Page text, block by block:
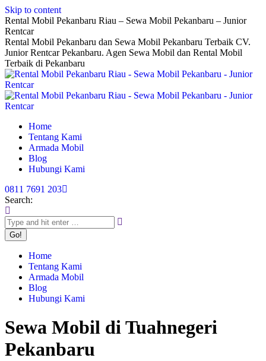
Skip to content
Rental Mobil Pekanbaru Riau – Sewa Mobil Pekanbaru – Junior
Rentcar
Rental Mobil Pekanbaru dan Sewa Mobil Pekanbaru Terbaik CV.
Junior Rentcar Pekanbaru. Agen Sewa Mobil dan Rental Mobil
Terbaik di Pekanbaru
Home
Tentang Kami
Armada Mobil
Blog
Hubungi Kami
0811 7691 203
Search:
Home
Tentang Kami
Armada Mobil
Blog
Hubungi Kami
Sewa Mobil di Tuahnegeri
Pekanbaru